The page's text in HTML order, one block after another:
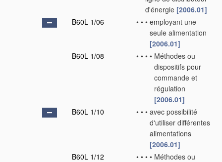
d'énergie [2006.01]
B60L 1/06
• • • employant une
seule alimentation
[2006.01]
B60L 1/08
• • • • Méthodes ou
dispositifs pour
commande et
régulation
[2006.01]
B60L 1/10
• • • avec possibilité
d'utiliser différentes
alimentations
[2006.01]
B60L 1/12
• • • • Méthodes ou